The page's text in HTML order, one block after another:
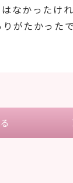
なかったけ
がたかったで